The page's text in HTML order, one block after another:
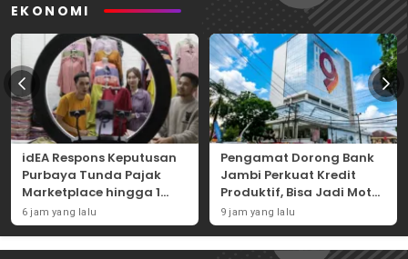
EKONOMI
idEA Respons Keputusan
Purbaya Tunda Pajak
Marketplace hingga 1
November 2026
6 jam yang lalu
Pengamat Dorong Bank
Jambi Perkuat Kredit
Produktif, Bisa Jadi Motor
Ekonomi Daerah
9 jam yang lalu